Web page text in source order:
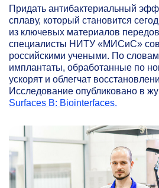
Придать антибактериальный
сплаву, который становится
из ключевых материалов
специалисты НИТУ «МИСиС»
российскими учеными. По
имплантаты, обработанные по
ускорят и облегчат
Исследование опубликовано в
Surfaces B: Biointerfaces.